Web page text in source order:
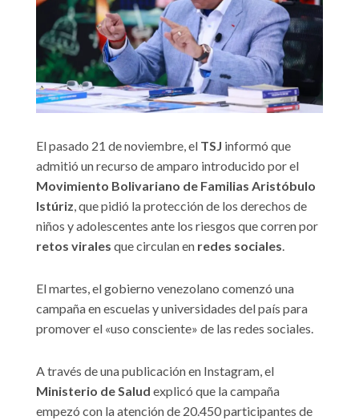
El pasado 21 de noviembre, el TSJ informó que
admitió un recurso de amparo introducido por el
Movimiento Bolivariano de Familias Aristóbulo
Istúriz, que pidió la protección de los derechos de
niños y adolescentes ante los riesgos que corren por
retos virales que circulan en redes sociales.
El martes, el gobierno venezolano comenzó una
campaña en escuelas y universidades del país para
promover el «uso consciente» de las redes sociales.
A través de una publicación en Instagram, el
Ministerio de Salud explicó que la campaña
empezó con la atención de 20.450 participantes de